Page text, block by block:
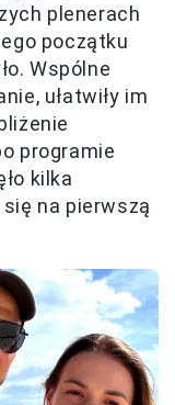
plenerach
początku
Wspólne
ułatwiły im
programie
kilka
na pierwszą